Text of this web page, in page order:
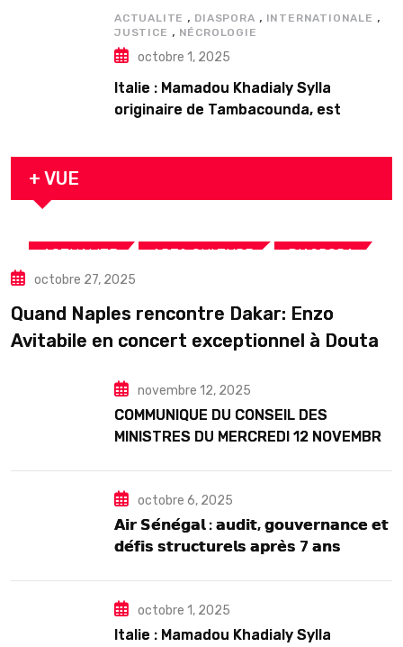
ACTUALITE , DIASPORA , INTERNATIONALE ,
JUSTICE , NÉCROLOGIE
octobre 1, 2025
Italie : Mamadou Khadialy Sylla
originaire de Tambacounda, est
arrestation
+ VUE
ACTUALITE ART& CULTURE DIASPORA
TOURISME
octobre 27, 2025
Quand Naples rencontre Dakar: Enzo
Avitabile en concert exceptionnel à Douta
novembre 12, 2025
COMMUNIQUE DU CONSEIL DES
MINISTRES DU MERCREDI 12 NOVEMBRE
octobre 6, 2025
𝗔𝗶𝗿 𝗦𝗲́𝗻𝗲́𝗴𝗮𝗹 : 𝗮𝘂𝗱𝗶𝘁, 𝗴𝗼𝘂𝘃𝗲𝗿𝗻𝗮𝗻𝗰𝗲 𝗲𝘁
𝗱𝗲́𝗳𝗶𝘀 𝘀𝘁𝗿𝘂𝗰𝘁𝘂𝗿𝗲𝗹𝘀 𝗮𝗽𝗿𝗲̀𝘀 7 𝗮𝗻𝘀
octobre 1, 2025
Italie : Mamadou Khadialy Sylla